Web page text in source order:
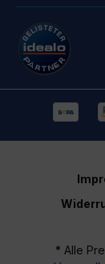
* Alle